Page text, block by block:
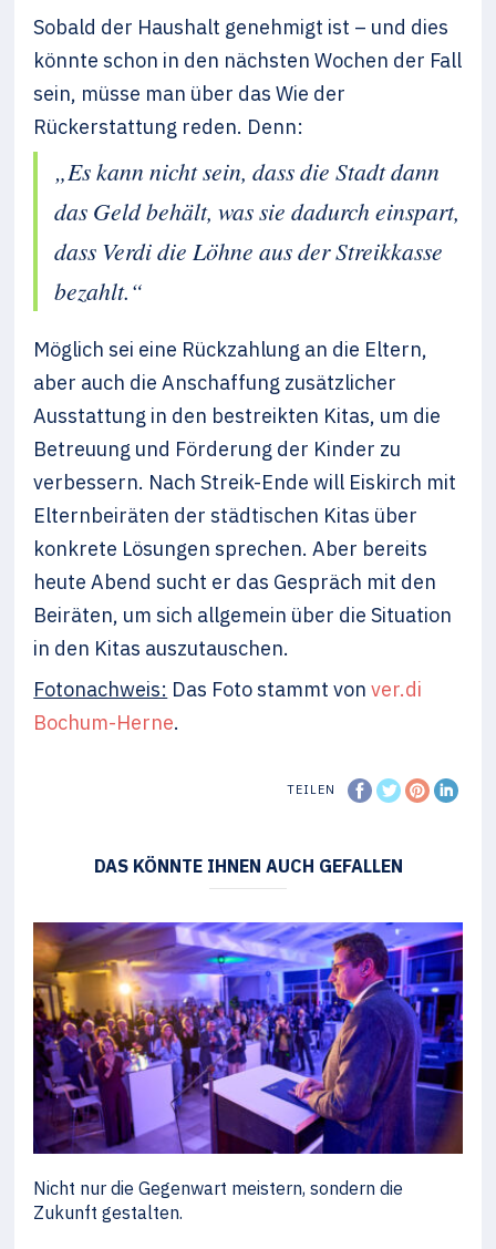
Sobald der Haushalt genehmigt ist – und dies
könnte schon in den nächsten Wochen der Fall
sein, müsse man über das Wie der
Rückerstattung reden. Denn:
„Es kann nicht sein, dass die Stadt dann
das Geld behält, was sie dadurch einspart,
dass Verdi die Löhne aus der Streikkasse
bezahlt.“
Möglich sei eine Rückzahlung an die Eltern,
aber auch die Anschaffung zusätzlicher
Ausstattung in den bestreikten Kitas, um die
Betreuung und Förderung der Kinder zu
verbessern. Nach Streik-Ende will Eiskirch mit
Elternbeiräten der städtischen Kitas über
konkrete Lösungen sprechen. Aber bereits
heute Abend sucht er das Gespräch mit den
Beiräten, um sich allgemein über die Situation
in den Kitas auszutauschen.
Fotonachweis: Das Foto stammt vonver.di
Bochum-Herne.
TEILEN
DAS KÖNNTE IHNEN AUCH GEFALLEN
Nicht nur die Gegenwart meistern, sondern die
Zukunft gestalten.